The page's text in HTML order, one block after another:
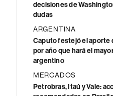
decisiones de
dudas
ARGENTINA
Caputo festejó el aporte
por año que hará el
argentino
MERCADOS
Petrobras, Itaú y Vale: